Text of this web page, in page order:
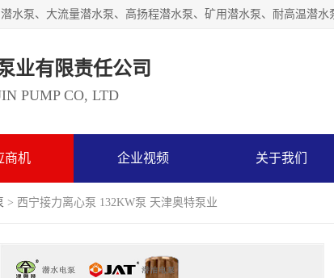
业有限责任公司
PUMP CO, LTD
商机 企业视频 关于我们
> 西宁接力离心泵 132KW泵 天津奥特泵业